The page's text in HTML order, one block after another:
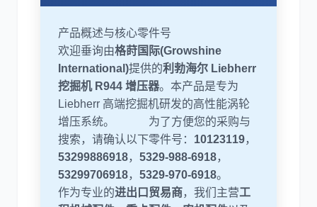
山猫
潍柴
产品概述与核心零件号
欢迎垂询由格莳国际(Growshine
International)提供的利勃海尔 Liebherr
挖掘机 R944 增压器。本产品是专为
Liebherr 高端挖掘机研发的高性能涡轮
增压系统。 为了方便您的采购与
搜索，请确认以下零件号： 10123119，
53299886918， 5329-988-6918，
53299706918， 5329-970-6918。
作为专业的进出口贸易商，我们主营工